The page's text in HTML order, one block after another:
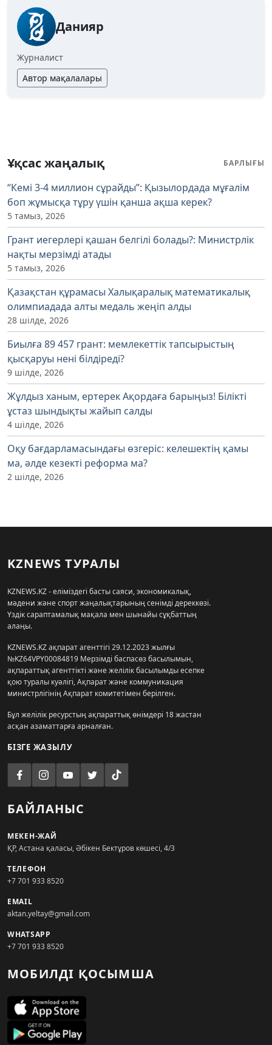
Данияр
Журналист
Автор мақалалары
Ұқсас жаңалық БАРЛЫҒЫ
“Кемі 3-4 миллион сұрайды”: Қызылордада мұғалім
боп жұмысқа тұру үшін қанша ақша керек?
5 тамыз, 2026
Грант иегерлері қашан белгілі болады?: Министрлік
нақты мерзімді атады
5 тамыз, 2026
Қазақстан құрамасы Халықаралық математикалық
олимпиадада алты медаль жеңіп алды
28 шілде, 2026
Биылға 89 457 грант: мемлекеттік тапсырыстың
қысқаруы нені білдіреді?
9 шілде, 2026
Жұлдыз ханым, ертерек Ақордаға барыңыз! Білікті
ұстаз шындықты жайып салды
4 шілде, 2026
Оқу бағдарламасындағы өзгеріс: келешектің қамы
ма, әлде кезекті реформа ма?
2 шілде, 2026
KZNEWS ТУРАЛЫ
KZNEWS.KZ - еліміздегі басты саяси, экономикалық,
мәдени және спорт жаңалықтарының сенімді дереккөзі.
Үздік сараптамалық мақала мен шынайы сұқбаттың
алаңы.
KZNEWS.KZ ақпарат агенттігі 29.12.2023 жылғы
№KZ64VPY00084819 Мерзімді баспасөз басылымын,
ақпараттық агенттікті және желілік басылымды есепке
қою туралы куәлігі, Ақпарат және коммуникация
министрлігінің Ақпарат комитетімен берілген.
Бұл желілік ресурстың ақпараттық өнімдері 18 жастан
асқан азаматтарға арналған.
БІЗГЕ ЖАЗЫЛУ
БАЙЛАНЫС
МЕКЕН-ЖАЙ
ҚР, Астана қаласы, Әбікен Бектұров көшесі, 4/3
ТЕЛЕФОН
+7 701 933 8520
EMAIL
aktan.yeltay@gmail.com
WHATSAPP
+7 701 933 8520
МОБИЛДІ ҚОСЫМША